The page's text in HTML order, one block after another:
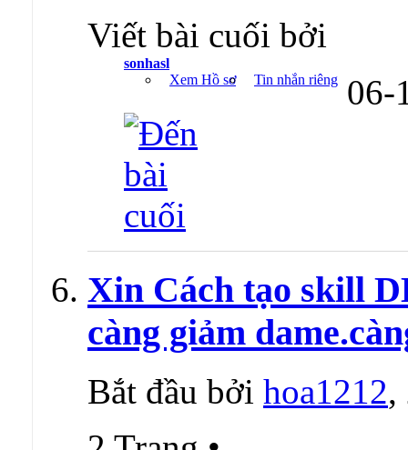
Viết bài cuối bởi
sonhasl
Xem Hồ sơ
Tin nhắn riêng 06-
Xin Cách tạo skill
càng giảm
Bắt đầu bởi hoa1212,